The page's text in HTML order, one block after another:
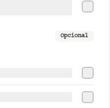
Opcional